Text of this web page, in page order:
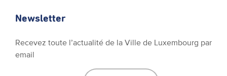
Newsletter
Recevez toute l’actualité de la Ville de Luxembourg par
email